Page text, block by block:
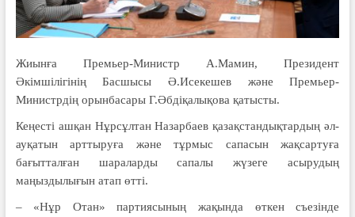
Жиынға Премьер-Министр А.Мамин, Президент
Әкімшілігінің Басшысы Ә.Исекешев және Премьер-
Министрдің орынбасары Г.Әбдіқалықова қатысты.
Кеңесті ашқан Нұрсұлтан Назарбаев қазақстандықтардың әл-
ауқатын арттыруға және тұрмыс сапасын жақсартуға
бағытталған шараларды сапалы жүзеге асырудың
маңыздылығын атап өтті.
– «Нұр Отан» партиясының жақында өткен съезінде